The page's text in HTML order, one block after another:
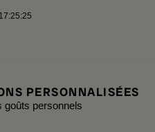
PERSONNALISÉES
goûts personnels